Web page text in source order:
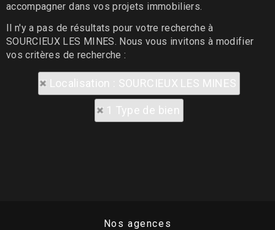
accompagner dans vos projets immobiliers.
Il n'y a pas de résultats pour votre recherche à
SOURCIEUX LES MINES. Nous vous invitons à modifier
vos critères de recherche :
Localisation : SOURCIEUX LES MINES
1 Type de bien
Nos agences